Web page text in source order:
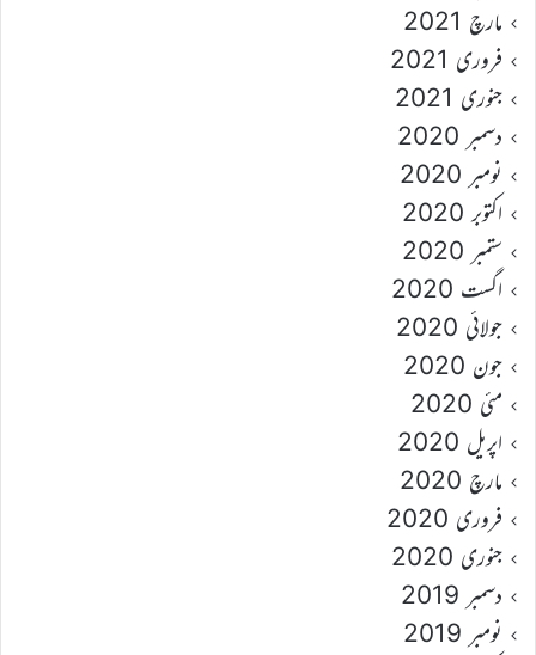
مارچ 2021
فروری 2021
جنوری 2021
دسمبر 2020
نومبر 2020
اکتوبر 2020
ستمبر 2020
اگست 2020
جولائی 2020
جون 2020
مئی 2020
اپریل 2020
مارچ 2020
فروری 2020
جنوری 2020
دسمبر 2019
نومبر 2019